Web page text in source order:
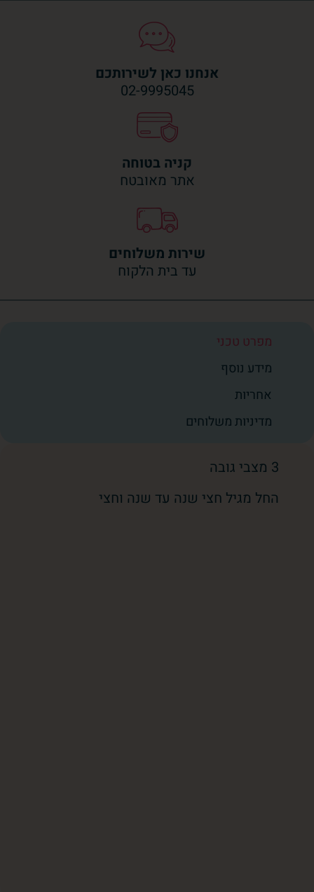
אנחנו כאן לשירותכם
02-9995045
קניה בטוחה
אתר מאובטח
שירות משלוחים
עד בית הלקוח
מפרט טכני
מידע נוסף
אחריות
מדיניות משלוחים
3 מצבי גובה
החל מגיל חצי שנה עד שנה וחצי